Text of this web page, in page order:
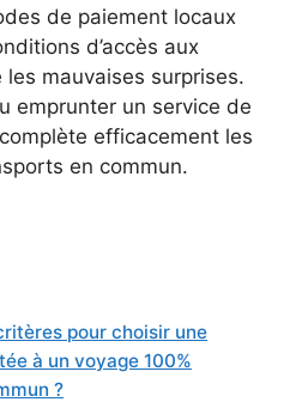
de paiement locaux
d’accès aux
mauvaises surprises.
emprunter un service de
efficacement les
en commun.
pour choisir une
à un voyage 100%
?